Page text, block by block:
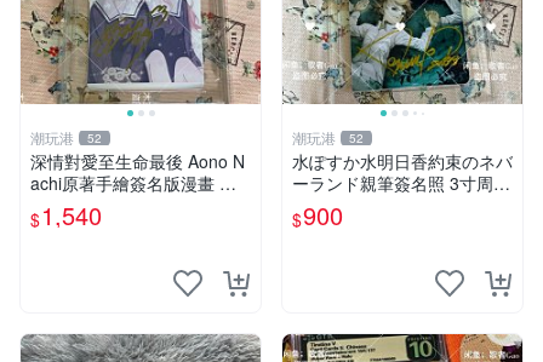
潮玩港 52
深情對愛至生命最後 Aono N
achi原著手繪簽名版漫畫 親
筆簽名限定收藏 命終不渝之
戀情 漫畫珍藏品
$1,540
潮玩港 52
水ぽすか水明日香約束のネバ
ーランド親筆簽名照 3寸周邊
照片 面簽正品 簽名照周邊
$900